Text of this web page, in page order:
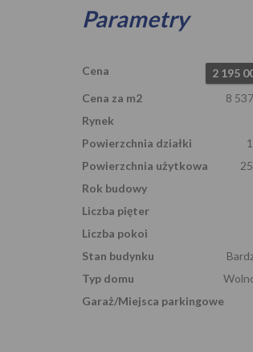
Parametry
Cena
2 195
Cena za m2
8
Rynek
Powierzchnia działki
Powierzchnia użytkowa
Rok budowy
Liczba pięter
Liczba pokoi
Stan budynku
Typ domu
Garaż/Miejsca parkingowe